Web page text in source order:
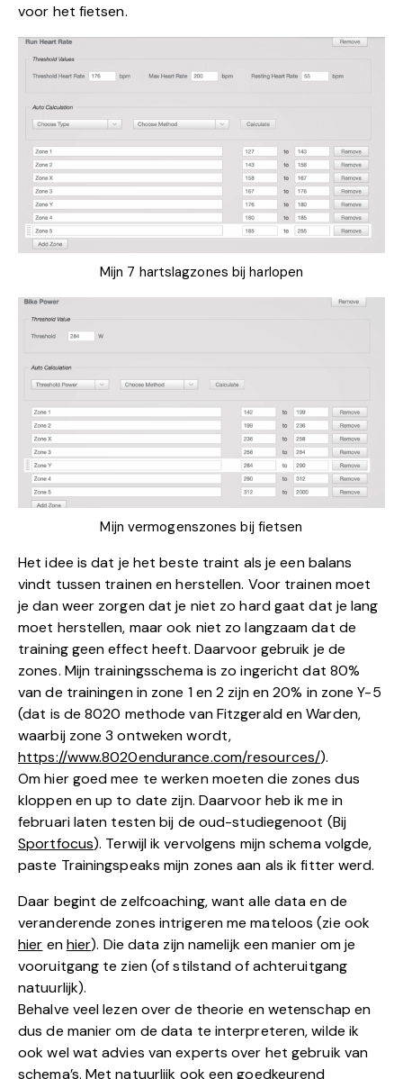
voor het fietsen.
Mijn 7 hartslagzones bij harlopen
Mijn vermogenszones bij fietsen
Het idee is dat je het beste traint als je een balans
vindt tussen trainen en herstellen. Voor trainen moet
je dan weer zorgen dat je niet zo hard gaat dat je lang
moet herstellen, maar ook niet zo langzaam dat de
training geen effect heeft. Daarvoor gebruik je de
zones. Mijn trainingsschema is zo ingericht dat 80%
van de trainingen in zone 1 en 2 zijn en 20% in zone Y-5
(dat is de 8020 methode van Fitzgerald en Warden,
waarbij zone 3 ontweken wordt,
https://www.8020endurance.com/resources/).
Om hier goed mee te werken moeten die zones dus
kloppen en up to date zijn. Daarvoor heb ik me in
februari laten testen bij de oud-studiegenoot (Bij
Sportfocus). Terwijl ik vervolgens mijn schema volgde,
paste Trainingspeaks mijn zones aan als ik fitter werd.
Daar begint de zelfcoaching, want alle data en de
veranderende zones intrigeren me mateloos (zie ook
hier enhier). Die data zijn namelijk een manier om je
vooruitgang te zien (of stilstand of achteruitgang
natuurlijk).
Behalve veel lezen over de theorie en wetenschap en
dus de manier om de data te interpreteren, wilde ik
ook wel wat advies van experts over het gebruik van
schema’s. Met natuurlijk ook een goedkeurend